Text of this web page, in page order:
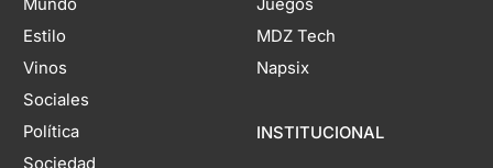
Mundo
Estilo
Vinos
Sociales
Política
Juegos
MDZ Tech
Napsix
INSTITUCIONAL